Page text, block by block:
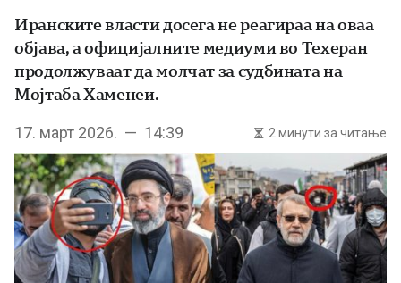
Иранските власти досега не реагираа на оваа
објава, а официјалните медиуми во Техеран
продолжуваат да молчат за судбината на
Мојтаба Хаменеи.
17. март 2026. — 14:39 2 минути за читање